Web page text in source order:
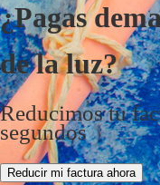
¿Pagas
de la luz?
Reducimos tu
segundos
Reducir mi factura ahora